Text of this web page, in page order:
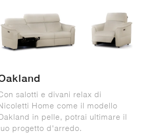
salotti e divani relax di
Home come il modello
in pelle, potrai ultimare il
progetto d'arredo.